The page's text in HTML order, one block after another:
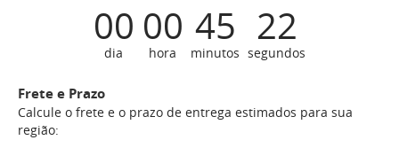
00
dia
00
hora
45
minutos
22
segundos
Frete e Prazo
Calcule o frete e o prazo de entrega estimados para sua
região: